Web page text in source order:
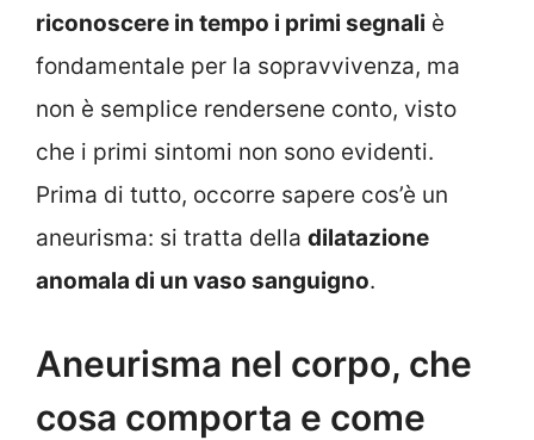
riconoscere in tempo i primi segnali è
fondamentale per la sopravvivenza, ma
non è semplice rendersene conto, visto
che i primi sintomi non sono evidenti.
Prima di tutto, occorre sapere cos’è un
aneurisma: si tratta della dilatazione
anomala di un vaso sanguigno.
Aneurisma nel corpo, che
cosa comporta e come